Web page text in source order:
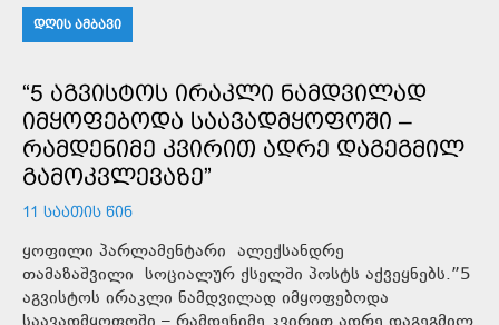
ᲓᲦᲘᲡ ᲐᲛᲑᲐᲕᲘ
“5 ᲐᲒᲕᲘᲡᲢᲝᲡ ᲘᲠᲐᲙᲚᲘ ᲜᲐᲛᲓᲕᲘᲚᲐᲓ
ᲘᲛᲧᲝᲤᲔᲑᲝᲓᲐ ᲡᲐᲐᲕᲐᲓᲛᲧᲝᲤᲝᲨᲘ –
ᲠᲐᲛᲓᲔᲜᲘᲛᲔ ᲙᲕᲘᲠᲘᲗ ᲐᲓᲠᲔ ᲓᲐᲒᲔᲒᲛᲘᲚ
ᲒᲐᲛᲝᲙᲕᲚᲔᲕᲐᲖᲔ”
11 ᲡᲐᲐᲗᲘᲡ ᲬᲘᲜ
ყოფილი პარლამენტარი ალექსანდრე
თამაზაშვილი სოციალურ ქსელში პოსტს აქვეყნებს.”5
აგვისტოს ირაკლი ნამდვილად იმყოფებოდა